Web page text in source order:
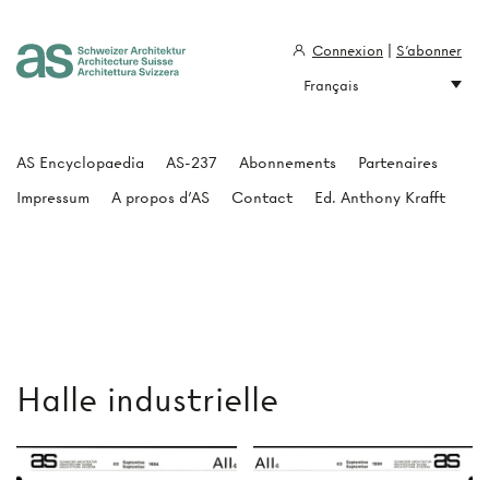
Halle industrielle
AS Encyclopaedia AS-237 Abonnements
Partenaires
Impressum
A propos d'AS Contact Ed. Anthony Krafft
Connexion
S'abonner
Français